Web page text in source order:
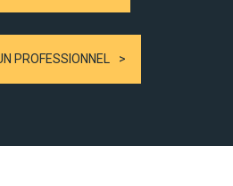
PROFESSIONNEL